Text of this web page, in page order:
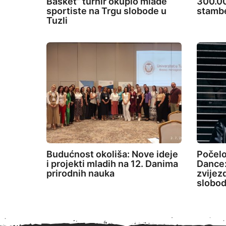
sportiste na Trgu slobode u
Tuzli
Budućnost okoliša: Nove ideje
i projekti mladih na 12. Danima
prirodnih nauka